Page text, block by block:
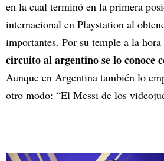
en la cual terminó en la primera
internacional en Playstation al
importantes. Por su temple a la
circuito al argentino se lo conoce
Aunque en Argentina también lo
otro modo: “El Messi de los